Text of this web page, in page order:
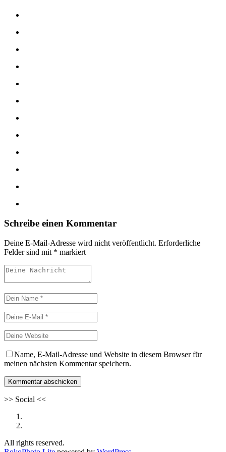
Schreibe einen Kommentar
Deine E-Mail-Adresse wird nicht veröffentlicht. Erforderliche
Felder sind mit * markiert
Name, E-Mail-Adresse und Website in diesem Browser für
meinen nächsten Kommentar speichern.
>> Social <<
All rights reserved.